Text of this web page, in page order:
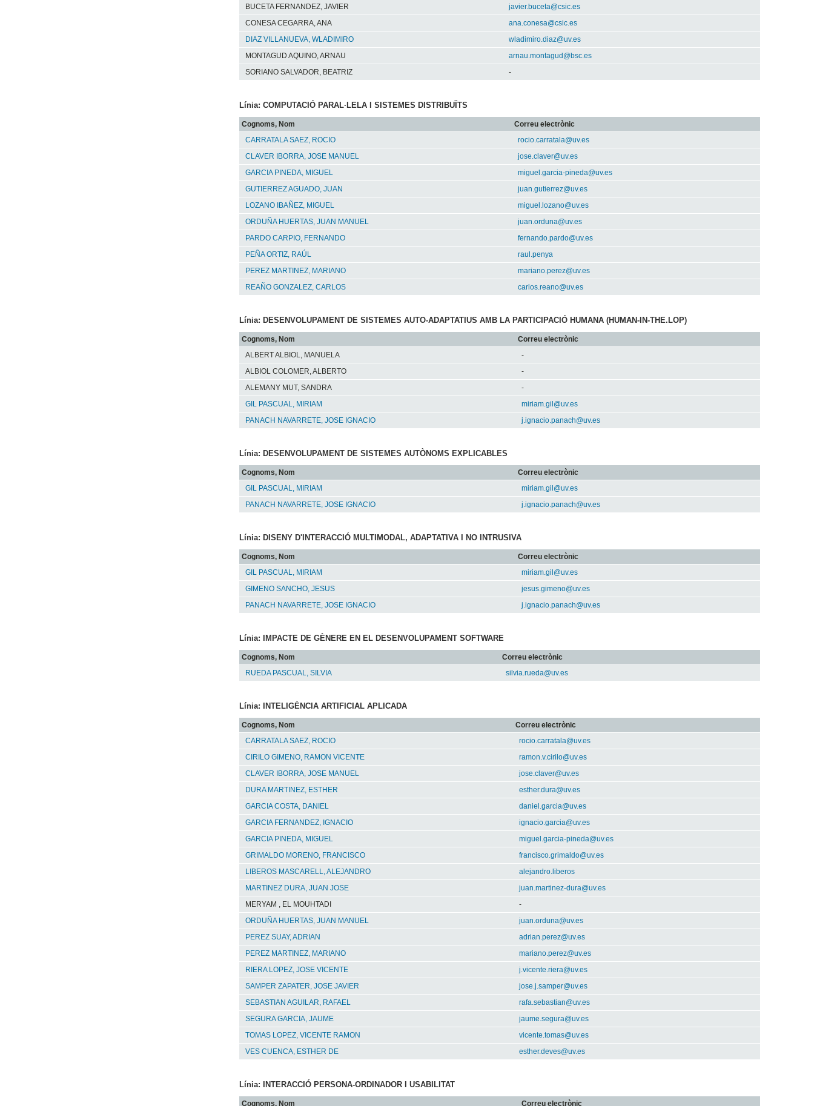
BUCETA FERNANDEZ, JAVIER
javier.buceta@csic.es
CONESA CEGARRA, ANA
ana.conesa@csic.es
DIAZ VILLANUEVA, WLADIMIRO
wladimiro.diaz@uv.es
MONTAGUD AQUINO, ARNAU
arnau.montagud@bsc.es
SORIANO SALVADOR, BEATRIZ
-
Línia: COMPUTACIÓ PARAL·LELA I SISTEMES DISTRIBUÏTS
Cognoms, Nom
Correu electrònic
CARRATALA SAEZ, ROCIO
rocio.carratala@uv.es
CLAVER IBORRA, JOSE MANUEL
jose.claver@uv.es
GARCIA PINEDA, MIGUEL
miguel.garcia-pineda@uv.es
GUTIERREZ AGUADO, JUAN
juan.gutierrez@uv.es
LOZANO IBAÑEZ, MIGUEL
miguel.lozano@uv.es
ORDUÑA HUERTAS, JUAN MANUEL
juan.orduna@uv.es
PARDO CARPIO, FERNANDO
fernando.pardo@uv.es
PEÑA ORTIZ, RAÚL
raul.penya
PEREZ MARTINEZ, MARIANO
mariano.perez@uv.es
REAÑO GONZALEZ, CARLOS
carlos.reano@uv.es
Línia: DESENVOLUPAMENT DE SISTEMES AUTO-ADAPTATIUS AMB LA PARTICIPACIÓ HUMANA (HUMAN-IN-THE.LOP)
Cognoms, Nom
Correu electrònic
ALBERT ALBIOL, MANUELA
-
ALBIOL COLOMER, ALBERTO
-
ALEMANY MUT, SANDRA
-
GIL PASCUAL, MIRIAM
miriam.gil@uv.es
PANACH NAVARRETE, JOSE IGNACIO
j.ignacio.panach@uv.es
Línia: DESENVOLUPAMENT DE SISTEMES AUTÒNOMS EXPLICABLES
Cognoms, Nom
Correu electrònic
GIL PASCUAL, MIRIAM
miriam.gil@uv.es
PANACH NAVARRETE, JOSE IGNACIO
j.ignacio.panach@uv.es
Línia: DISENY D'INTERACCIÓ MULTIMODAL, ADAPTATIVA I NO INTRUSIVA
Cognoms, Nom
Correu electrònic
GIL PASCUAL, MIRIAM
miriam.gil@uv.es
GIMENO SANCHO, JESUS
jesus.gimeno@uv.es
PANACH NAVARRETE, JOSE IGNACIO
j.ignacio.panach@uv.es
Línia: IMPACTE DE GÈNERE EN EL DESENVOLUPAMENT SOFTWARE
Cognoms, Nom
Correu electrònic
RUEDA PASCUAL, SILVIA
silvia.rueda@uv.es
Línia: INTELIGÈNCIA ARTIFICIAL APLICADA
Cognoms, Nom
Correu electrònic
CARRATALA SAEZ, ROCIO
rocio.carratala@uv.es
CIRILO GIMENO, RAMON VICENTE
ramon.v.cirilo@uv.es
CLAVER IBORRA, JOSE MANUEL
jose.claver@uv.es
DURA MARTINEZ, ESTHER
esther.dura@uv.es
GARCIA COSTA, DANIEL
daniel.garcia@uv.es
GARCIA FERNANDEZ, IGNACIO
ignacio.garcia@uv.es
GARCIA PINEDA, MIGUEL
miguel.garcia-pineda@uv.es
GRIMALDO MORENO, FRANCISCO
francisco.grimaldo@uv.es
LIBEROS MASCARELL, ALEJANDRO
alejandro.liberos
MARTINEZ DURA, JUAN JOSE
juan.martinez-dura@uv.es
MERYAM , EL MOUHTADI
-
ORDUÑA HUERTAS, JUAN MANUEL
juan.orduna@uv.es
PEREZ SUAY, ADRIAN
adrian.perez@uv.es
PEREZ MARTINEZ, MARIANO
mariano.perez@uv.es
RIERA LOPEZ, JOSE VICENTE
j.vicente.riera@uv.es
SAMPER ZAPATER, JOSE JAVIER
jose.j.samper@uv.es
SEBASTIAN AGUILAR, RAFAEL
rafa.sebastian@uv.es
SEGURA GARCIA, JAUME
jaume.segura@uv.es
TOMAS LOPEZ, VICENTE RAMON
vicente.tomas@uv.es
VES CUENCA, ESTHER DE
esther.deves@uv.es
Línia: INTERACCIÓ PERSONA-ORDINADOR I USABILITAT
Cognoms, Nom Correu electrònic